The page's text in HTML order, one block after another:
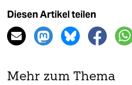
Diesen Artikel teilen
Mehr zum Thema